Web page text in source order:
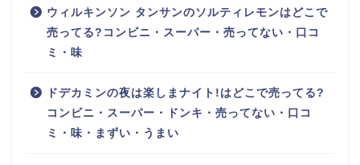
ウィルキンソン タンサンのソルティレモンはどこで
売ってる?コンビニ・スーパー・売ってない・口コ
ミ・味
ドデカミンの夜は楽しまナイト!はどこで売ってる?
コンビニ・スーパー・ドンキ・売ってない・口コ
ミ・味・まずい・うまい